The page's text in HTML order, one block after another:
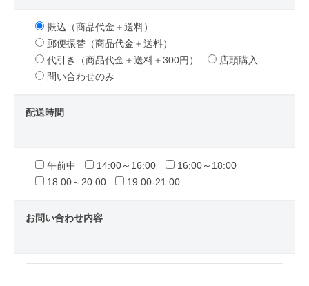
振込（商品代金＋送料）
郵便振替（商品代金＋送料）
代引き（商品代金＋送料＋300円）
店頭購入
問い合わせのみ
配送時間
午前中 14:00～16:00
16:00～18:00
18:00～20:00
19:00-21:00
お問い合わせ内容